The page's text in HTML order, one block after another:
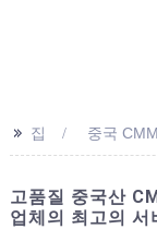
>> 집 중국
고품질 중국산
업체의 최고의 서